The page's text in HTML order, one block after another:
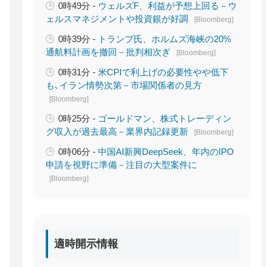
0時49分 - ウェルズF、利益が予想上回る－ウ
ェルスマネジメントや投資銀が好調
[Bloomberg]
0時39分 - トランプ氏、ホルムズ海峡の20%
通航料計画を撤回－批判相次ぎ
[Bloomberg]
0時31分 -米CPIで利上げの必要性やや低下
も､イラン情勢次第－市場関係者の見方
[Bloomberg]
0時25分 - ゴールドマン、株式トレーディン
グ収入が過去最高－業界内記録更新
[Bloomberg]
0時06分 -中国AI新興DeepSeek、年内のIPO
申請を視野に準備－注目の大型案件に
[Bloomberg]
適時開示情報